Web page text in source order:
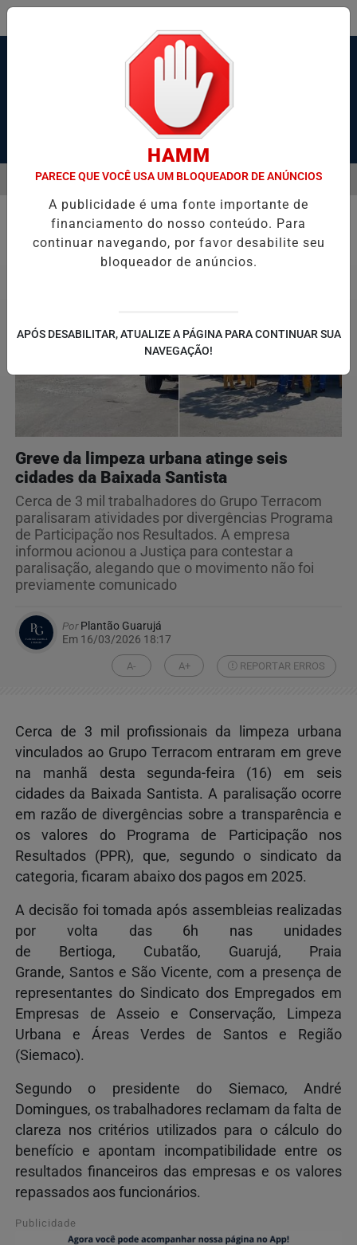
Pesquisar Notícia
APÓS SER ATINGIDA POR CAMINHÃO EM GUARUJÁ BERTIOGA
EM ALTA
MENU
Greve da limpeza urbana atinge seis
cidades da Baixada Santista
Cerca de 3 mil trabalhadores do Grupo Terracom
paralisaram atividades por divergências Programa
de Participação nos Resultados. A empresa
informou acionou a Justiça para contestar a
paralisação, alegando que o movimento não foi
previamente comunicado
PorPlantão Guarujá
Em 16/03/2026 18:17
A- A+ REPORTAR ERROS
Cerca de 3 mil profissionais da limpeza urbana
vinculados ao Grupo Terracom entraram em greve
na manhã desta segunda-feira (16) em seis
cidades da Baixada Santista. A paralisação ocorre
em razão de divergências sobre a transparência e
os valores do Programa de Participação nos
Resultados (PPR), que, segundo o sindicato da
categoria, ficaram abaixo dos pagos em 2025.
A decisão foi tomada após assembleias realizadas
por volta das 6h nas unidades
de Bertioga, Cubatão, Guarujá, Praia
Grande, Santos e São Vicente, com a presença de
representantes do Sindicato dos Empregados em
Empresas de Asseio e Conservação, Limpeza
Urbana e Áreas Verdes de Santos e Região
(Siemaco).
Segundo o presidente do Siemaco, André
Domingues, os trabalhadores reclamam da falta de
clareza nos critérios utilizados para o cálculo do
benefício e apontam incompatibilidade entre os
resultados financeiros das empresas e os valores
repassados aos funcionários.
Publicidade
HAMM
PARECE QUE VOCÊ USA UM BLOQUEADOR DE ANÚNCIOS
A publicidade é uma fonte importante de
financiamento do nosso conteúdo. Para
continuar navegando, por favor desabilite seu
bloqueador de anúncios.
APÓS DESABILITAR, ATUALIZE A PÁGINA PARA CONTINUAR SUA
NAVEGAÇÃO!